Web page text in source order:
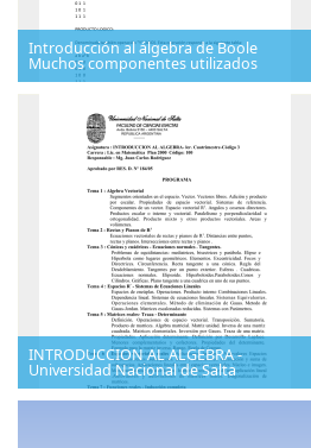
Introducción al álgebra de Boole
Muchos componentes utilizados
INTRODUCCION AL ALGEBRA -
Universidad Nacional de Salta